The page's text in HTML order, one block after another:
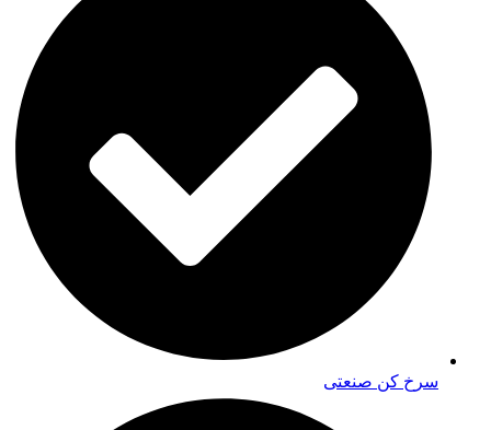
سرخ کن صنعتی